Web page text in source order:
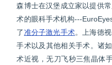
森博士在汉堡成立家以提供
术的眼科手术机构---
了准分子激光手术。上海德
手术以及其他相关手术。诸如
术近视，无刀飞秒三焦晶体